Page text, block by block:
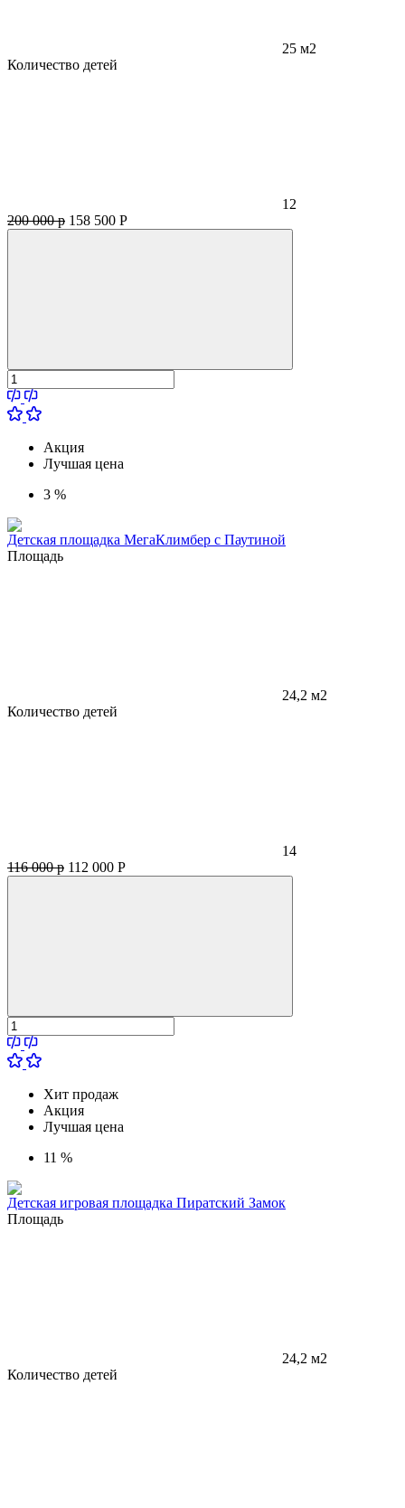
25 м2
Количество детей
12
200 000 р 158 500 Р
Акция
Лучшая цена
3 %
Детская площадка МегаКлимбер с Паутиной
Площадь
24,2 м2
Количество детей
14
116 000 р 112 000 Р
Хит продаж
Акция
Лучшая цена
11 %
Детская игровая площадка Пиратский Замок
Площадь
24,2 м2
Количество детей